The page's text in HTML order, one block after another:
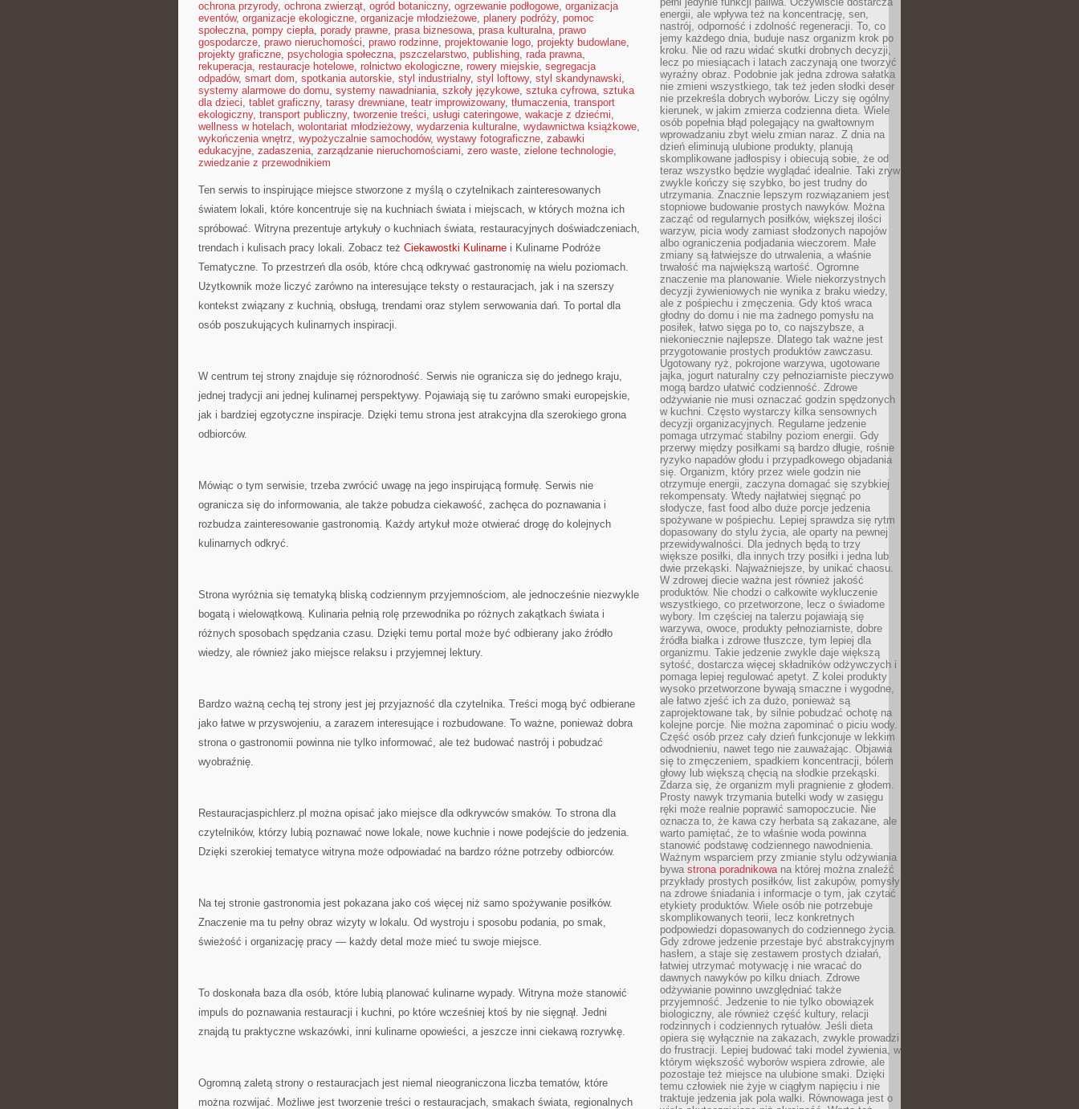
ochrona przyrody, ochrona zwierząt, ogród botaniczny, ogrzewanie podłogowe, organizacja
eventów, organizacje ekologiczne, organizacje młodzieżowe, planery podróży, pomoc
społeczna, pompy ciepła, porady prawne, prasa biznesowa, prasa kulturalna, prawo
gospodarcze, prawo nieruchomości, prawo rodzinne, projektowanie logo, projekty budowlane,
projekty graficzne, psychologia społeczna, pszczelarstwo, publishing, rada prawna,
rekuperacja, restauracje hotelowe, rolnictwo ekologiczne, rowery miejskie, segregacja
odpadów, smart dom, spotkania autorskie, styl industrialny, styl loftowy, styl skandynawski,
systemy alarmowe do domu, systemy nawadniania, szkoły językowe, sztuka cyfrowa, sztuka
dla dzieci, tablet graficzny, tarasy drewniane, teatr improwizowany, tłumaczenia, transport
ekologiczny, transport publiczny, tworzenie treści, usługi cateringowe, wakacje z dziećmi,
wellness w hotelach, wolontariat młodzieżowy, wydarzenia kulturalne, wydawnictwa książkowe,
wykończenia wnętrz, wypożyczalnie samochodów, wystawy fotograficzne, zabawki
edukacyjne, zadaszenia, zarządzanie nieruchomościami, zero waste, zielone technologie,
zwiedzanie z przewodnikiem
Ten serwis to inspirujące miejsce stworzone z myślą o czytelnikach zainteresowanych
światem lokali, które koncentruje się na kuchniach świata i miejscach, w których można ich
spróbować. Witryna prezentuje artykuły o kuchniach świata, restauracyjnych doświadczeniach,
trendach i kulisach pracy lokali. Zobacz też Ciekawostki Kulinarne i Kulinarne Podróże
Tematyczne. To przestrzeń dla osób, które chcą odkrywać gastronomię na wielu poziomach.
Użytkownik może liczyć zarówno na interesujące teksty o restauracjach, jak i na szerszy
kontekst związany z kuchnią, obsługą, trendami oraz stylem serwowania dań. To portal dla
osób poszukujących kulinarnych inspiracji.
W centrum tej strony znajduje się różnorodność. Serwis nie ogranicza się do jednego kraju,
jednej tradycji ani jednej kulinarnej perspektywy. Pojawiają się tu zarówno smaki europejskie,
jak i bardziej egzotyczne inspiracje. Dzięki temu strona jest atrakcyjna dla szerokiego grona
odbiorców.
Mówiąc o tym serwisie, trzeba zwrócić uwagę na jego inspirującą formułę. Serwis nie
ogranicza się do informowania, ale także pobudza ciekawość, zachęca do poznawania i
rozbudza zainteresowanie gastronomią. Każdy artykuł może otwierać drogę do kolejnych
kulinarnych odkryć.
Strona wyróżnia się tematyką bliską codziennym przyjemnościom, ale jednocześnie niezwykle
bogatą i wielowątkową. Kulinaria pełnią rolę przewodnika po różnych zakątkach świata i
różnych sposobach spędzania czasu. Dzięki temu portal może być odbierany jako źródło
wiedzy, ale również jako miejsce relaksu i przyjemnej lektury.
Bardzo ważną cechą tej strony jest jej przyjazność dla czytelnika. Treści mogą być odbierane
jako łatwe w przyswojeniu, a zarazem interesujące i rozbudowane. To ważne, ponieważ dobra
strona o gastronomii powinna nie tylko informować, ale też budować nastrój i pobudzać
wyobraźnię.
Restauracjaspichlerz.pl można opisać jako miejsce dla odkrywców smaków. To strona dla
czytelników, którzy lubią poznawać nowe lokale, nowe kuchnie i nowe podejście do jedzenia.
Dzięki szerokiej tematyce witryna może odpowiadać na bardzo różne potrzeby odbiorców.
Na tej stronie gastronomia jest pokazana jako coś więcej niż samo spożywanie posiłków.
Znaczenie ma tu pełny obraz wizyty w lokalu. Od wystroju i sposobu podania, po smak,
świeżość i organizację pracy — każdy detal może mieć tu swoje miejsce.
To doskonała baza dla osób, które lubią planować kulinarne wypady. Witryna może stanowić
impuls do poznawania restauracji i kuchni, po które wcześniej ktoś by nie sięgnął. Jedni
znajdą tu praktyczne wskazówki, inni kulinarne opowieści, a jeszcze inni ciekawą rozrywkę.
Ogromną zaletą strony o restauracjach jest niemal nieograniczona liczba tematów, które
można rozwijać. Możliwe jest tworzenie treści o restauracjach, smakach świata, regionalnych
energii, ale wpływa też na koncentrację, sen,
nastrój, odporność i zdolność regeneracji. To, co
jemy każdego dnia, buduje nasz organizm krok po
kroku. Nie od razu widać skutki drobnych decyzji,
lecz po miesiącach i latach zaczynają one tworzyć
wyraźny obraz. Podobnie jak jedna zdrowa sałatka
nie zmieni wszystkiego, tak też jeden słodki deser
nie przekreśla dobrych wyborów. Liczy się ogólny
kierunek, w jakim zmierza codzienna dieta. Wiele
osób popełnia błąd polegający na gwałtownym
wprowadzaniu zbyt wielu zmian naraz. Z dnia na
dzień eliminują ulubione produkty, planują
skomplikowane jadłospisy i obiecują sobie, że od
teraz wszystko będzie wyglądać idealnie. Taki zryw
zwykle kończy się szybko, bo jest trudny do
utrzymania. Znacznie lepszym rozwiązaniem jest
stopniowe budowanie prostych nawyków. Można
zacząć od regularnych posiłków, większej ilości
warzyw, picia wody zamiast słodzonych napojów
albo ograniczenia podjadania wieczorem. Małe
zmiany są łatwiejsze do utrwalenia, a właśnie
trwałość ma największą wartość. Ogromne
znaczenie ma planowanie. Wiele niekorzystnych
decyzji żywieniowych nie wynika z braku wiedzy,
ale z pośpiechu i zmęczenia. Gdy ktoś wraca
głodny do domu i nie ma żadnego pomysłu na
posiłek, łatwo sięga po to, co najszybsze, a
niekoniecznie najlepsze. Dlatego tak ważne jest
przygotowanie prostych produktów zawczasu.
Ugotowany ryż, pokrojone warzywa, ugotowane
jajka, jogurt naturalny czy pełnoziarniste pieczywo
mogą bardzo ułatwić codzienność. Zdrowe
odżywianie nie musi oznaczać godzin spędzonych
w kuchni. Często wystarczy kilka sensownych
decyzji organizacyjnych. Regularne jedzenie
pomaga utrzymać stabilny poziom energii. Gdy
przerwy między posiłkami są bardzo długie, rośnie
ryzyko napadów głodu i przypadkowego objadania
się. Organizm, który przez wiele godzin nie
otrzymuje energii, zaczyna domagać się szybkiej
rekompensaty. Wtedy najłatwiej sięgnąć po
słodycze, fast food albo duże porcje jedzenia
spożywane w pośpiechu. Lepiej sprawdza się rytm
dopasowany do stylu życia, ale oparty na pewnej
przewidywalności. Dla jednych będą to trzy
większe posiłki, dla innych trzy posiłki i jedna lub
dwie przekąski. Najważniejsze, by unikać chaosu.
W zdrowej diecie ważna jest również jakość
produktów. Nie chodzi o całkowite wykluczenie
wszystkiego, co przetworzone, lecz o świadome
wybory. Im częściej na talerzu pojawiają się
warzywa, owoce, produkty pełnoziarniste, dobre
źródła białka i zdrowe tłuszcze, tym lepiej dla
organizmu. Takie jedzenie zwykle daje większą
sytość, dostarcza więcej składników odżywczych i
pomaga lepiej regulować apetyt. Z kolei produkty
wysoko przetworzone bywają smaczne i wygodne,
ale łatwo zjeść ich za dużo, ponieważ są
zaprojektowane tak, by silnie pobudzać ochotę na
kolejne porcje. Nie można zapominać o piciu wody.
Część osób przez cały dzień funkcjonuje w lekkim
odwodnieniu, nawet tego nie zauważając. Objawia
się to zmęczeniem, spadkiem koncentracji, bólem
głowy lub większą chęcią na słodkie przekąski.
Zdarza się, że organizm myli pragnienie z głodem.
Prosty nawyk trzymania butelki wody w zasięgu
ręki może realnie poprawić samopoczucie. Nie
oznacza to, że kawa czy herbata są zakazane, ale
warto pamiętać, że to właśnie woda powinna
stanowić podstawę codziennego nawodnienia.
Ważnym wsparciem przy zmianie stylu odżywiania
bywa strona poradnikowana której można znaleźć
przykłady prostych posiłków, list zakupów, pomysły
na zdrowe śniadania i informacje o tym, jak czytać
etykiety produktów. Wiele osób nie potrzebuje
skomplikowanych teorii, lecz konkretnych
podpowiedzi dopasowanych do codziennego życia.
Gdy zdrowe jedzenie przestaje być abstrakcyjnym
hasłem, a staje się zestawem prostych działań,
łatwiej utrzymać motywację i nie wracać do
dawnych nawyków po kilku dniach. Zdrowe
odżywianie powinno uwzględniać także
przyjemność. Jedzenie to nie tylko obowiązek
biologiczny, ale również część kultury, relacji
rodzinnych i codziennych rytuałów. Jeśli dieta
opiera się wyłącznie na zakazach, zwykle prowadzi
do frustracji. Lepiej budować taki model żywienia, w
którym większość wyborów wspiera zdrowie, ale
pozostaje też miejsce na ulubione smaki. Dzięki
temu człowiek nie żyje w ciągłym napięciu i nie
traktuje jedzenia jak pola walki. Równowaga jest o